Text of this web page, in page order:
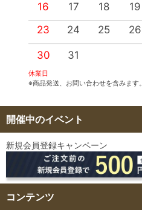
16
17 18 19
23
24 25 26
30 31
休業日
※商品発送、お問い合わせを含みます。
開催中のイベント
新規会員登録キャンペーン
コンテンツ